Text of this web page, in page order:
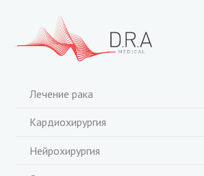
Лечение рака
Кардиохирургия
Нейрохирургия